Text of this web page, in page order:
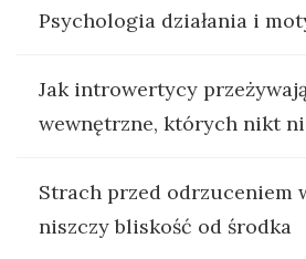
Psychologia działania i
Jak introwertycy
wewnętrzne, których nikt
Strach przed odrzuceniem
niszczy bliskość od środka